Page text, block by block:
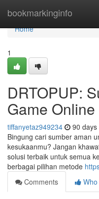
bookmarkinginfo
Home
Home
1
DRTOPUP:
Game
tiffanyetaz949234 90 days
Bingung cari sumber aman
kesukaanmu? Jangan
solusi terbaik untuk semua
berbagai pilihan metode
Comments